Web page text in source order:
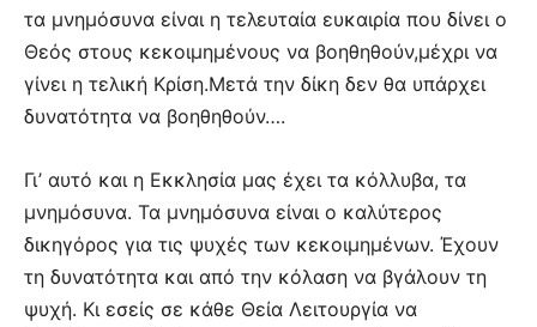
τα μνημόσυνα είναι η τελευταία ευκαιρία που δίνει ο
Θεός στους κεκοιμημένους να βοηθηθούν,μέχρι να
γίνει η τελική Κρίση.Μετά την δίκη δεν θα υπάρχει
δυνατότητα να βοηθηθούν….
Γι’ αυτό και η Εκκλησία μας έχει τα κόλλυβα, τα
μνημόσυνα. Τα μνημόσυνα είναι ο καλύτερος
δικηγόρος για τις ψυχές των κεκοιμημένων. Έχουν
τη δυνατότητα και από την κόλαση να βγάλουν τη
ψυχή. Κι εσείς σε κάθε Θεία Λειτουργία να